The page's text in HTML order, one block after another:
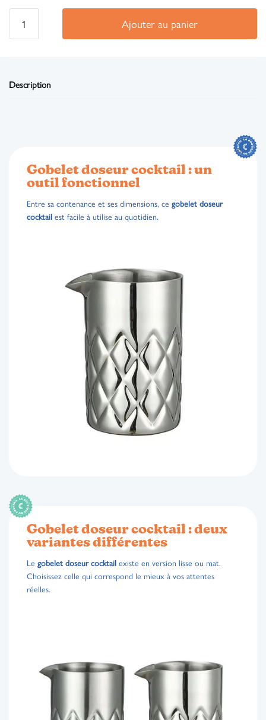
Ajouter au panier
Description
Gobelet doseur cocktail : un
outil fonctionnel
Entre sa contenance et ses dimensions, ce gobelet doseur
cocktail est facile à utilise au quotidien.
Gobelet doseur cocktail : deux
variantes différentes
Le gobelet doseur cocktail existe en version lisse ou mat.
Choisissez celle qui correspond le mieux à vos attentes
réelles.